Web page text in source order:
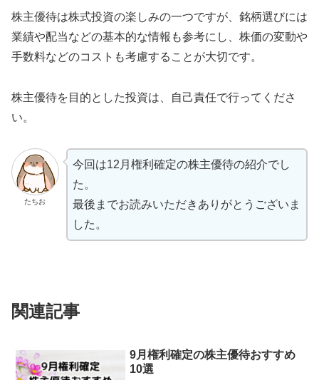
株主優待は株式投資の楽しみの一つですが、銘柄選びには
業績や配当などの基本的な情報も参考にし、株価の変動や
手数料などのコストも考慮することが大切です。
株主優待を目的とした投資は、自己責任で行ってくださ
い。
たちお
今回は12月権利確定の株主優待の紹介でし
た。
最後までお読みいただきありがとうございま
した。
関連記事
9月権利確定の株主優待おすすめ
10選